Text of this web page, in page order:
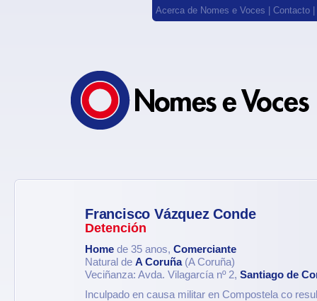
Acerca de Nomes e Voces Contacto
Francisco Vázquez Conde
Detención
Home de 35 anos, Comerciante
Natural de A Coruña(A Coruña)
Veciñanza: Avda. Vilagarcía nº 2, Santiago de
Inculpado en causa militar en Compostela co